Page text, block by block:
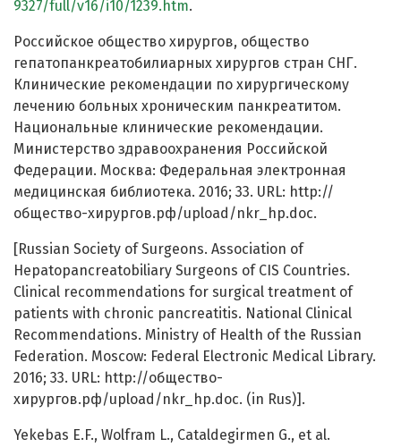
9327/full/v16/i10/1239.htm.
Российское общество хирургов, общество
гепатопанкреатобилиарных хирургов стран СНГ.
Клинические рекомендации по хирургическому
лечению больных хроническим панкреатитом.
Национальные клинические рекомендации.
Министерствo здравоохранения Российской
Федерации. Москва: Федеральная электронная
медицинская библиотека. 2016; 33. URL: http://
общество-хирургов.рф/upload/nkr_hp.doc.
[Russian Society of Surgeons. Association of
Hepatopancreatobiliary Surgeons of CIS Countries.
Clinical recommendations for surgical treatment of
patients with chronic pancreatitis. National Clinical
Recommendations. Ministry of Health of the Russian
Federation. Moscow: Federal Electronic Medical Library.
2016; 33. URL: http://общество-
хирургов.рф/upload/nkr_hp.doc. (in Rus)].
Yekebas E.F., Wolfram L., Cataldegirmen G., et al.